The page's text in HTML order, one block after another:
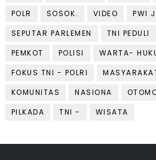
POLR
SOSOK. VIDEO
PWI
SEPUTAR PARLEMEN
TNI PEDULI
PEMKOT
POLISI
WARTA-
FOKUS TNI - POLRI
KOMUNITAS
NASIONA
PILKADA
TNI - WISATA